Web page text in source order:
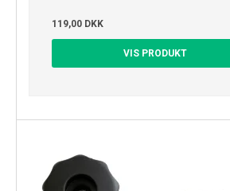
119,00 DKK
VIS PRODUKT